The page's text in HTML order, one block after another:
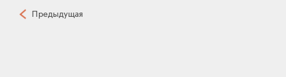
Предыдущая